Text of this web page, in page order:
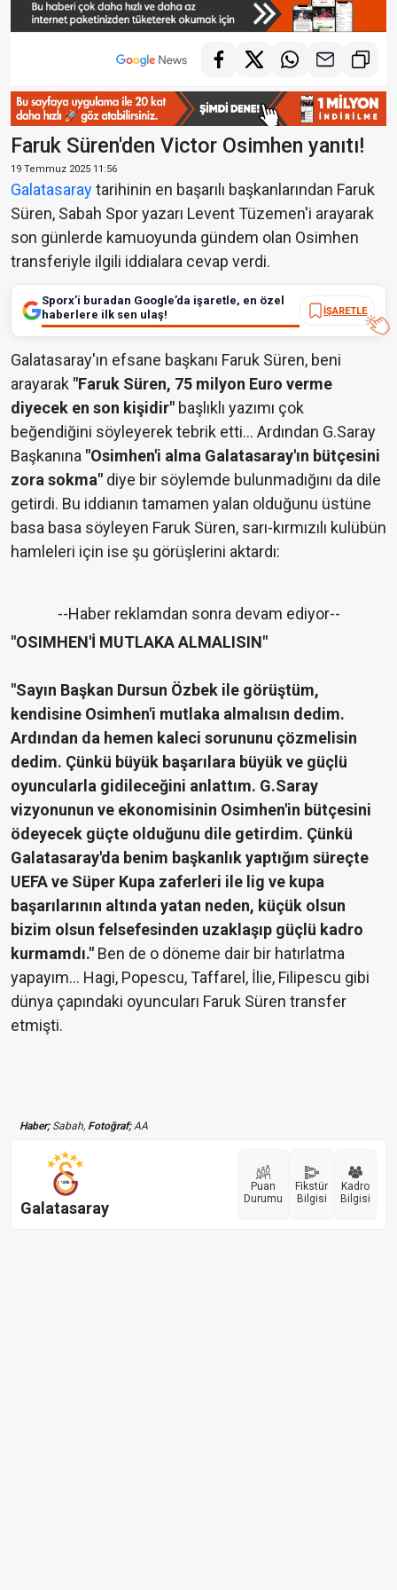
Faruk Süren'den Victor Osimhen yanıtı!
19 Temmuz 2025 11:56
Galatasaraytarihinin en başarılı başkanlarından Faruk
Süren, Sabah Spor yazarı Levent Tüzemen'i arayarak
son günlerde kamuoyunda gündem olan Osimhen
transferiyle ilgili iddialara cevap verdi.
Sporx’i buradan Google’da işaretle, en özel
haberlere ilk sen ulaş!
İŞARETLE
Galatasaray'ın efsane başkanı Faruk Süren, beni
arayarak "Faruk Süren, 75 milyon Euro verme
diyecek en son kişidir" başlıklı yazımı çok
beğendiğini söyleyerek tebrik etti... Ardından G.Saray
Başkanına "Osimhen'i alma Galatasaray'ın bütçesini
zora sokma" diye bir söylemde bulunmadığını da dile
getirdi. Bu iddianın tamamen yalan olduğunu üstüne
basa basa söyleyen Faruk Süren, sarı-kırmızılı kulübün
hamleleri için ise şu görüşlerini aktardı:
--Haber reklamdan sonra devam ediyor--
"OSIMHEN'İ MUTLAKA ALMALISIN"
"Sayın Başkan Dursun Özbek ile görüştüm,
kendisine Osimhen'i mutlaka almalısın dedim.
Ardından da hemen kaleci sorununu çözmelisin
dedim. Çünkü büyük başarılara büyük ve güçlü
oyuncularla gidileceğini anlattım. G.Saray
vizyonunun ve ekonomisinin Osimhen'in bütçesini
ödeyecek güçte olduğunu dile getirdim. Çünkü
Galatasaray'da benim başkanlık yaptığım süreçte
UEFA ve Süper Kupa zaferleri ile lig ve kupa
başarılarının altında yatan neden, küçük olsun
bizim olsun felsefesinden uzaklaşıp güçlü kadro
kurmamdı." Ben de o döneme dair bir hatırlatma
yapayım... Hagi, Popescu, Taffarel, İlie, Filipescu gibi
dünya çapındaki oyuncuları Faruk Süren transfer
etmişti.
Haber;Sabah, Fotoğraf;AA
Galatasaray
Puan
Durumu
Fikstür
Bilgisi
Kadro
Bilgisi